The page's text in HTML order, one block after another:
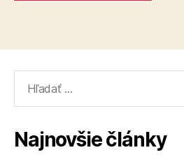
Najnovšie články